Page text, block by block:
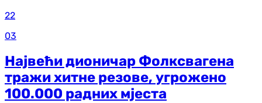
22
03
Највећи дионичар Фолксвагена
тражи хитне резове, угрожено
100.000 радних мјеста